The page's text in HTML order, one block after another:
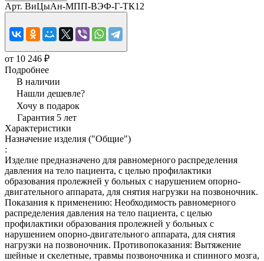
Арт. ВиЦыАн-МПП-ВЭФ-Г-ТК12
от 10 246 ₽
Подробнее
В наличии
Нашли дешевле?
Хочу в подарок
Гарантия 5 лет
Характеристики
Назначение изделия ("Общие")
:
Изделие предназначено для равномерного распределения
давления на тело пациента, с целью профилактики
образования пролежней у больных с нарушением опорно-
двигательного аппарата, для снятия нагрузки на позвоночник.
Показания к применению: Необходимость равномерного
распределения давления на тело пациента, с целью
профилактики образования пролежней у больных с
нарушением опорно-двигательного аппарата, для снятия
нагрузки на позвоночник. Противопоказания: Вытяжение
шейные и скелетные, травмы позвоночника и спинного мозга,